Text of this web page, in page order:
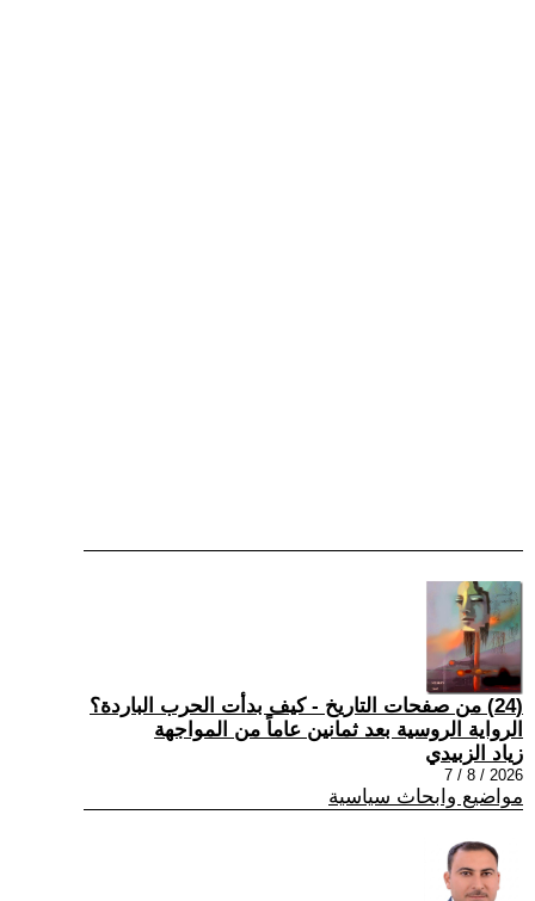
(24) من صفحات التاريخ - كيف بدأت الحرب الباردة؟
الرواية الروسية بعد ثمانين عاماً من المواجهة
زياد الزبيدي
2026 / 8 / 7
مواضيع وابحاث سياسية